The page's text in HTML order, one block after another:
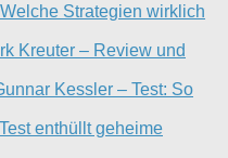
Strategien wirklich
Kreuter – Review und
Kessler – Test: So
enthüllt geheime